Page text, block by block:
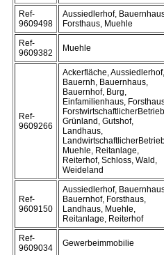
Ref-
9609498
Aussiedlerhof,
Forsthaus, Muehle
Ref-
9609382
Muehle
Ref-
9609266
Ackerfläche, Aussiedlerhof,
Bauernh, Bauernhaus,
Bauernhof, Burg,
Einfamilienhaus,
Grünland, Gutshof,
Landhaus,
Muehle, Reitanlage,
Reiterhof, Schloss, Wald,
Weideland
Ref-
9609150
Aussiedlerhof,
Bauernhof, Forsthaus,
Landhaus, Muehle,
Reitanlage, Reiterhof
Ref-
9609034
Gewerbeimmobilie